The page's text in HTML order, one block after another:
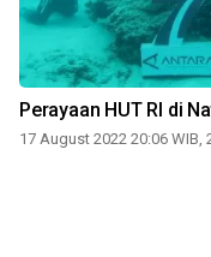
Perayaan HUT RI di
17 August 2022 20:06 WIB,